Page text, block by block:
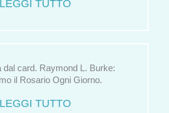
LEGGI TUTTO
dal card. Raymond L. Burke:
il Rosario Ogni Giorno.
LEGGI TUTTO